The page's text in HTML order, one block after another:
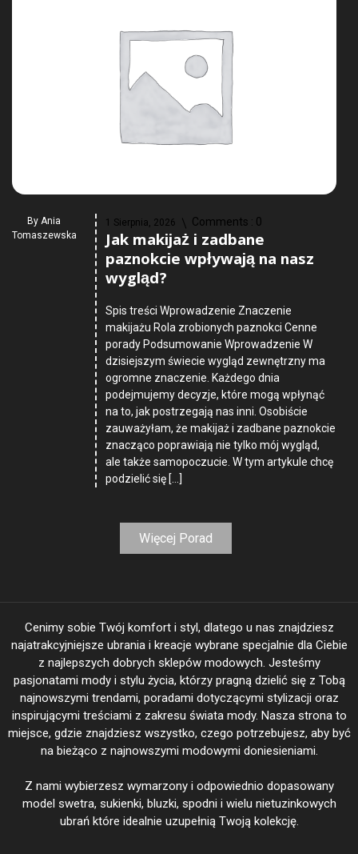
By Ania
Tomaszewska
1 Sierpnia, 2026 Comments : 0
Jak makijaż i zadbane
paznokcie wpływają na nasz
wygląd?
Spis treści Wprowadzenie Znaczenie
makijażu Rola zrobionych paznokci Cenne
porady Podsumowanie Wprowadzenie W
dzisiejszym świecie wygląd zewnętrzny ma
ogromne znaczenie. Każdego dnia
podejmujemy decyzje, które mogą wpłynąć
na to, jak postrzegają nas inni. Osobiście
zauważyłam, że makijaż i zadbane paznokcie
znacząco poprawiają nie tylko mój wygląd,
ale także samopoczucie. W tym artykule chcę
podzielić się […]
Więcej Porad
Cenimy sobie Twój komfort i styl, dlatego u nas znajdziesz
najatrakcyjniejsze ubrania i kreacje wybrane specjalnie dla Ciebie
z najlepszych dobrych sklepów modowych. Jesteśmy
pasjonatami mody i stylu życia, którzy pragną dzielić się z Tobą
najnowszymi trendami, poradami dotyczącymi stylizacji oraz
inspirującymi treściami z zakresu świata mody. Nasza strona to
miejsce, gdzie znajdziesz wszystko, czego potrzebujesz, aby być
na bieżąco z najnowszymi modowymi doniesieniami.
Z nami wybierzesz wymarzony i odpowiednio dopasowany
model swetra, sukienki, bluzki, spodni i wielu nietuzinkowych
ubrań które idealnie uzupełnią Twoją kolekcję.